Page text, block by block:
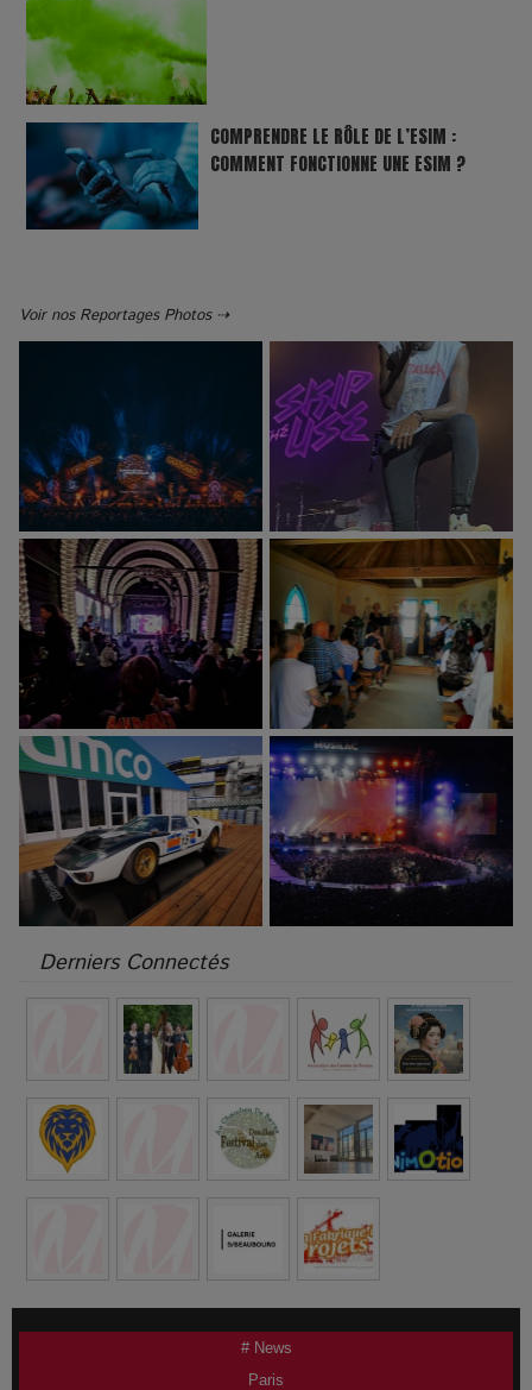
COMPRENDRE LE RÔLE DE L’ESIM :
COMMENT FONCTIONNE UNE ESIM ?
Voir nos Reportages Photos ⇢
Derniers Connectés
# News
Paris